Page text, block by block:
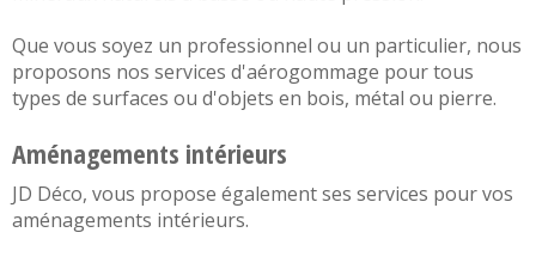
Que vous soyez un professionnel ou un particulier, nous
proposons nos services d'aérogommage pour tous
types de surfaces ou d'objets en bois, métal ou pierre.
Aménagements intérieurs
JD Déco, vous propose également ses services pour vos
aménagements intérieurs.